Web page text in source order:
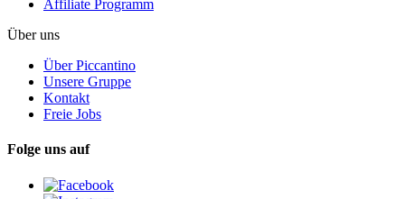
Affiliate Programm
Über uns
Über Piccantino
Unsere Gruppe
Kontakt
Freie Jobs
Folge uns auf